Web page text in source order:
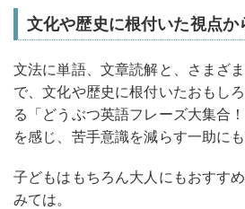
文化や歴史に根付いた視点か
文法に単語、文章読解と、さまざ
で、文化や歴史に根付いたおもし
る「どうぶつ英語フレーズ大集合
を感じ、苦手意識を減らす一助にも
子どもはもちろん大人にもおすす
みては。